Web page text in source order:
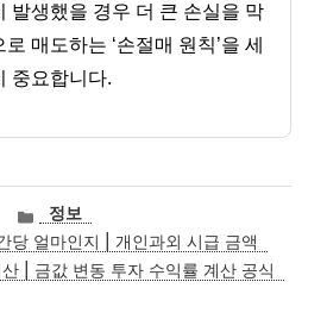
발생했을 경우 더 큰 손실을 막
매도하는 ‘손절매 원칙’을 세
중요합니다.
카
테
고
리
정보
당 얼마인지 | 개인과외 시급 금액
| 금값 변동 투자 수익률 계산 공식